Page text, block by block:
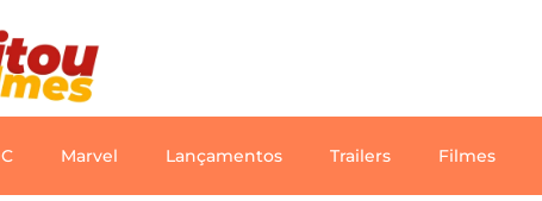
Marvel Lançamentos Trailers Filmes